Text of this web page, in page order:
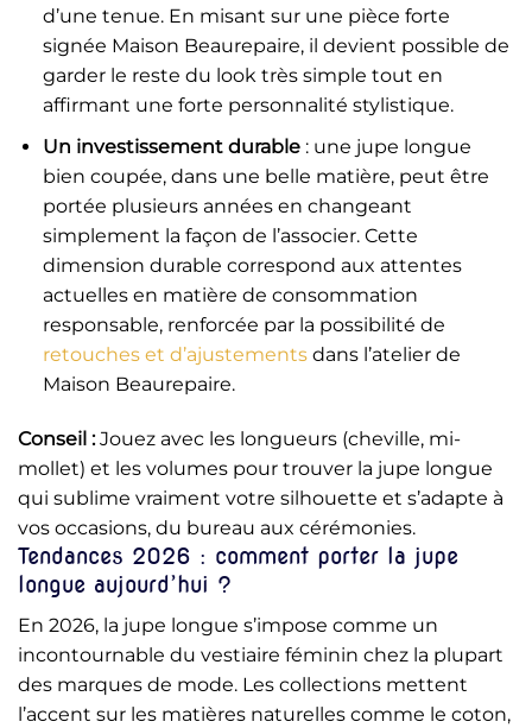
d’une tenue. En misant sur une pièce forte
signée Maison Beaurepaire, il devient possible de
garder le reste du look très simple tout en
affirmant une forte personnalité stylistique.
Un investissement durable: une jupe longue
bien coupée, dans une belle matière, peut être
portée plusieurs années en changeant
simplement la façon de l’associer. Cette
dimension durable correspond aux attentes
actuelles en matière de consommation
responsable, renforcée par la possibilité de
retouches et d’ajustementsdans l’atelier de
Maison Beaurepaire.
Conseil :Jouez avec les longueurs (cheville, mi-
mollet) et les volumes pour trouver la jupe longue
qui sublime vraiment votre silhouette et s’adapte à
vos occasions, du bureau aux cérémonies.
Tendances 2026 : comment porter la jupe
longue aujourd’hui ?
En 2026, la jupe longue s’impose comme un
incontournable du vestiaire féminin chez la plupart
des marques de mode. Les collections mettent
l’accent sur les matières naturelles comme le coton,